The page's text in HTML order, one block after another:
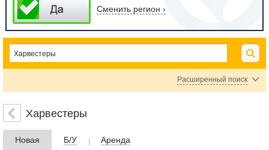
Сменить регион ›
Расширенный поиск
Цена
руб.
Харвестеры
Новая Б/У Аренда